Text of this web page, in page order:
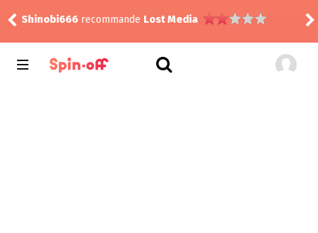
Shinobi666 recommande Lost Media